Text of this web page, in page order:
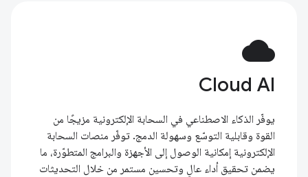
cloud
Cloud AI
يوفّر الذكاء الاصطناعي في السحابة الإلكترونية مزيجًا من
القوة وقابلية التوسّع وسهولة الدمج. توفّر منصات السحابة
الإلكترونية إمكانية الوصول إلى الأجهزة والبرامج المتطوّرة، ما
يضمن تحقيق أداء عالٍ وتحسين مستمر من خلال التحديثات